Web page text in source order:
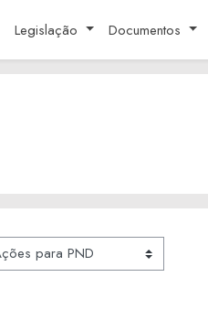
Legislação Documentos